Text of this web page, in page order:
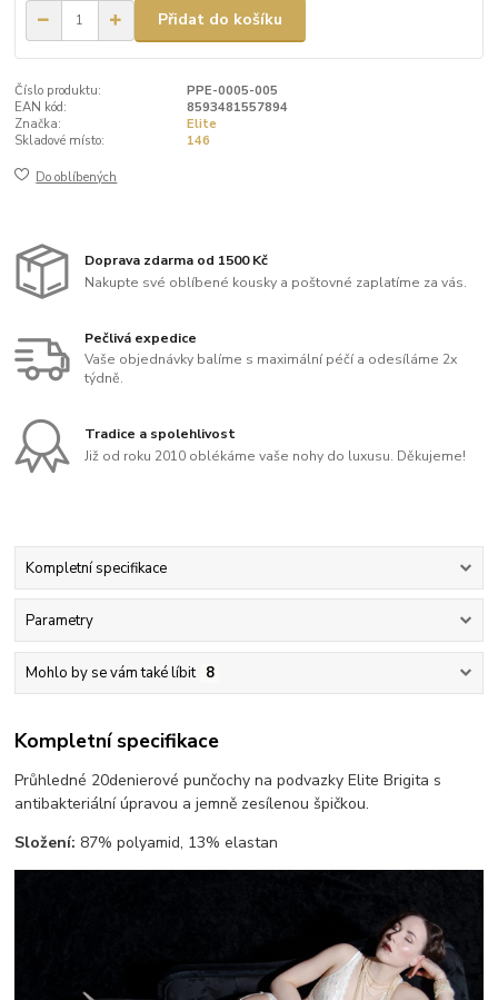
Přidat do košíku
Číslo produktu:
PPE-0005-005
EAN kód:
8593481557894
Značka:
Elite
Skladové místo:
146
Do oblíbených
Doprava zdarma od 1500 Kč
Nakupte své oblíbené kousky a poštovné zaplatíme za vás.
Pečlivá expedice
Vaše objednávky balíme s maximální péčí a odesíláme 2x
týdně.
Tradice a spolehlivost
Již od roku 2010 oblékáme vaše nohy do luxusu. Děkujeme!
Kompletní specifikace
Parametry
Mohlo by se vám také líbit 8
Kompletní specifikace
Průhledné 20denierové punčochy na podvazky Elite Brigita s
antibakteriální úpravou a jemně zesílenou špičkou.
Složení: 87% polyamid, 13% elastan